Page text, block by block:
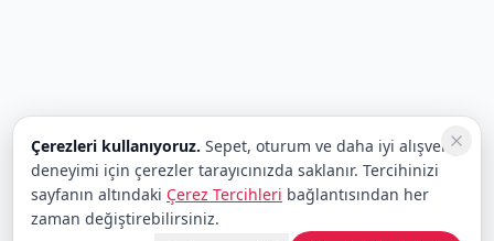
Çerezleri kullanıyoruz. Sepet, oturum ve daha iyi alışveriş
deneyimi için çerezler tarayıcınızda saklanır. Tercihinizi
sayfanın altındaki Çerez Tercihleri bağlantısından her
zaman değiştirebilirsiniz.